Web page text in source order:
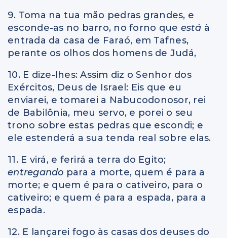
9. Toma na tua mão pedras grandes, e
esconde-as no barro, no forno que está à
entrada da casa de Faraó, em Tafnes,
perante os olhos dos homens de Judá,
10. E dize-lhes: Assim diz o Senhor dos
Exércitos, Deus de Israel: Eis que eu
enviarei, e tomarei a Nabucodonosor, rei
de Babilônia, meu servo, e porei o seu
trono sobre estas pedras que escondi; e
ele estenderá a sua tenda real sobre elas.
11. E virá, e ferirá a terra do Egito;
entregando para a morte, quem é para a
morte; e quem é para o cativeiro, para o
cativeiro; e quem é para a espada, para a
espada.
12. E lançarei fogo às casas dos deuses do